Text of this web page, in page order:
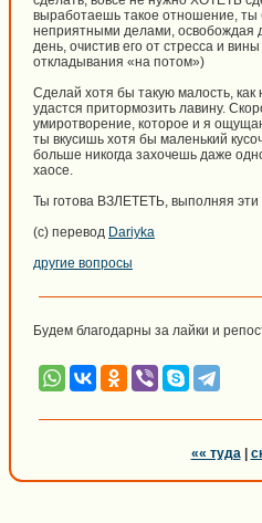
выработаешь такое отношение, ты
неприятными делами, освобождая
день, очистив его от стресса и
откладывания «на потом»)
Сделай хотя бы такую малость, как
удастся притормозить лавину.
умиротворение, которое и я
ты вкусишь хотя бы маленький
больше никогда захочешь даже
хаосе.
Ты готова ВЗЛЕТЕТЬ, выполняя
(c) перевод Dariyka
другие вопросы
Будем благодарны за лайки и
«« туда|